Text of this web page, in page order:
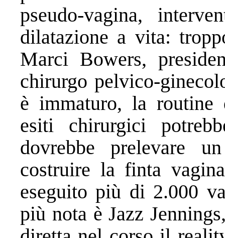
pseudo-vagina,
dilatazione a vita:
Marci Bowers,
chirurgo pelvico-
è immaturo, la routine
esiti chirurgici
dovrebbe prelevare
costruire la finta
eseguito più di 2.000
più nota è Jazz